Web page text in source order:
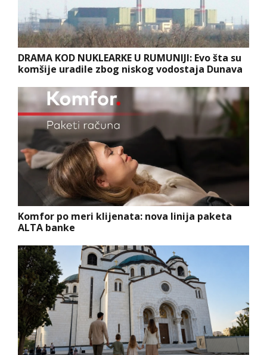
DRAMA KOD NUKLEARKE U RUMUNIJI: Evo šta su
komšije uradile zbog niskog vodostaja Dunava
Komfor po meri klijenata: nova linija paketa
ALTA banke